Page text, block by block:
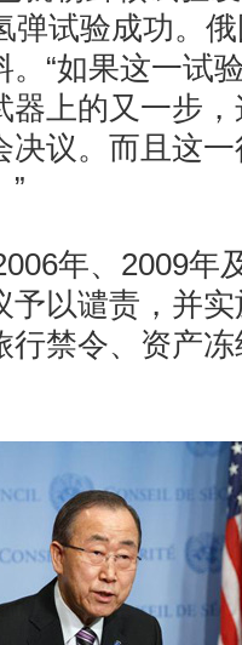
弹试验成功。
“如果这一试
器上的又一步
决议。而且这
”
年、2009年
予以谴责，并
行禁令、资产